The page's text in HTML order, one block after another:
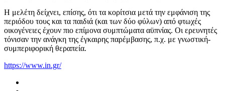
Η μελέτη δείχνει, επίσης, ότι τα κορίτσια μετά την εμφάνιση της
περιόδου τους και τα παιδιά (και των δύο φύλων) από φτωχές
οικογένειες έχουν πιο επίμονα συμπτώματα αϋπνίας. Οι ερευνητές
τόνισαν την ανάγκη της έγκαιρης παρέμβασης, π.χ. με γνωστική-
συμπεριφορική θεραπεία.
https://www.in.gr/